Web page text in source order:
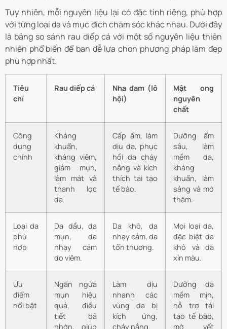
Tuy nhiên, mỗi nguyên liệu lại có đặc tính riêng, phù hợp
với từng loại da và mục đích chăm sóc khác nhau. Dưới đây
là bảng so sánh rau diếp cá với một số nguyên liệu thiên
nhiên phổ biến để bạn dễ lựa chọn phương pháp làm đẹp
phù hợp nhất.
Tiêu
chí
Rau diếp cá
Nha đam (lô
hội)
Mật ong
nguyên
chất
Công
dụng
chính
Kháng
khuẩn,
kháng viêm,
giảm mụn,
làm mát và
thanh lọc
da.
Cấp ẩm, làm
dịu da, phục
hồi da cháy
nắng và kích
thích tái tạo
tế bào.
Dưỡng ẩm
sâu, làm
mềm da,
kháng
khuẩn, làm
sáng và mờ
thâm.
Loại da
phù
hợp
Da dầu, da
mụn, da
nhạy cảm
do viêm.
Da khô, da
nhạy cảm, da
tổn thương.
Mọi loại da,
đặc biệt da
khô và da
xỉn màu.
Ưu
điểm
nổi bật
Ngăn ngừa
mụn hiệu
quả, điều
tiết bã
nhờn, giúp
Làm dịu
nhanh các
vùng da bị
kích ứng,
cháy nắng.
Dưỡng da
mềm mịn,
hỗ trợ tái
tạo tế bào,
mờ vết